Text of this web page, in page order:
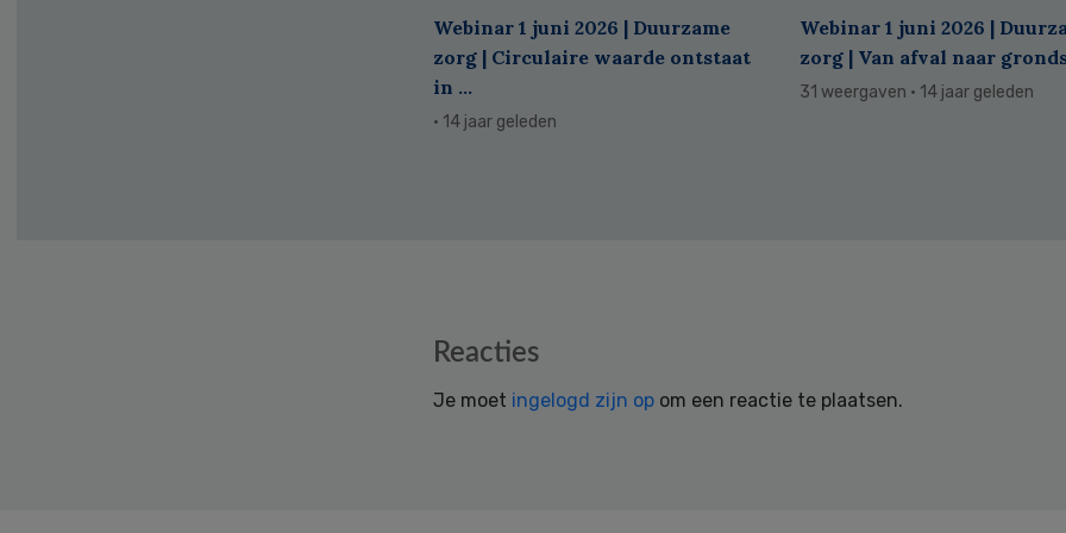
Webinar 1 juni 2026 | Duurzame
zorg | Circulaire waarde ontstaat
in ...
· 14 jaar geleden
Webinar 1 juni 2026 |
zorg | Van afval naar
31 weergaven · 14 jaar geleden
Reacties
Je moet ingelogd zijn op om een reactie te plaatsen.